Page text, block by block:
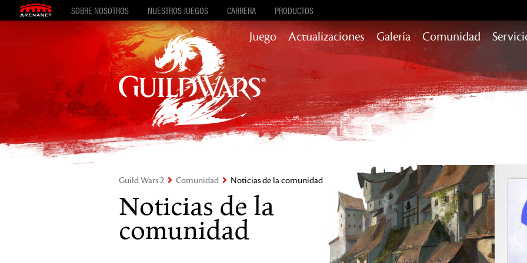
SOBRE NOSOTROS NUESTROS JUEGOS CARRERA PRODUCTOS
Juego Actualizaciones
Actualizaciones de contenido con
historia, recompensas y más
Heart of Thorns
Path of Fire
End of Dragons
Janthir Wilds
Visions of
Galería
Guild Wars 2
Comunidad
Guild Wars 2 Comunidad Noticias de la comunidad
Noticias de la
comunidad